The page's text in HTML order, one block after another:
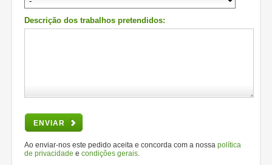
Descrição dos trabalhos pretendidos:
ENVIAR
Ao enviar-nos este pedido aceita e concorda com a nossa política
de privacidade e condições gerais